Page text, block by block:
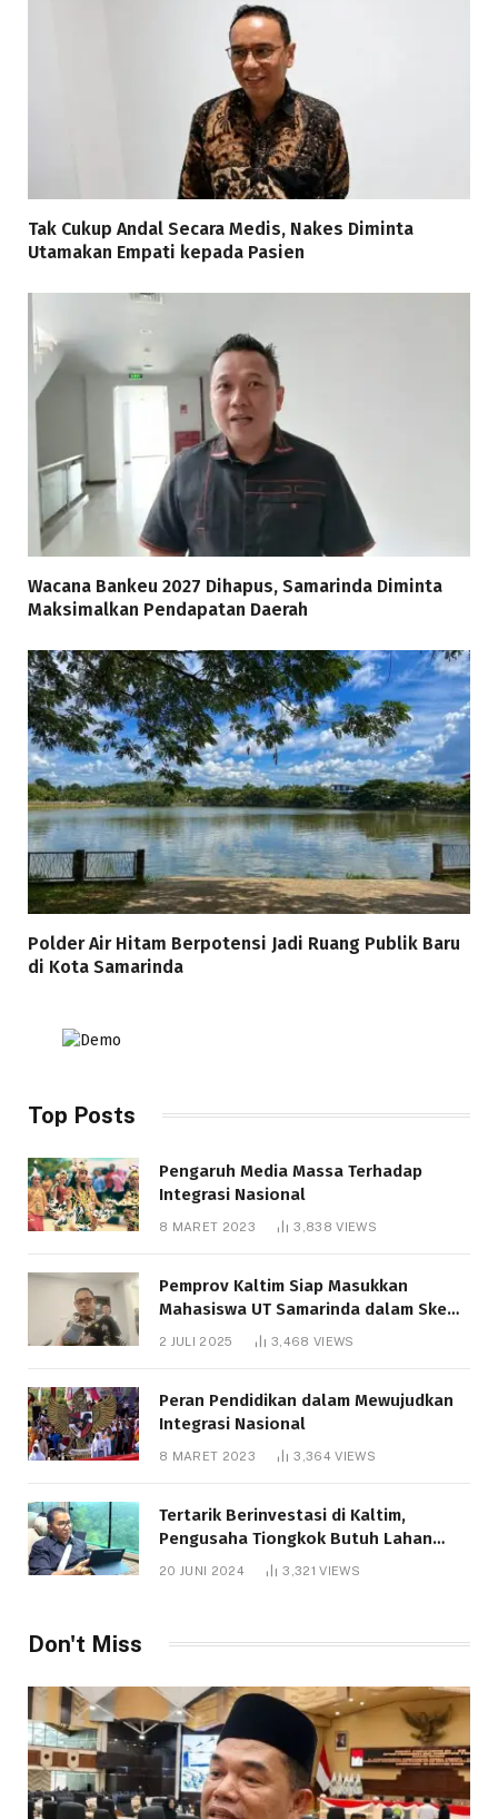
Tak Cukup Andal Secara Medis, Nakes Diminta
Utamakan Empati kepada Pasien
Wacana Bankeu 2027 Dihapus, Samarinda Diminta
Maksimalkan Pendapatan Daerah
Polder Air Hitam Berpotensi Jadi Ruang Publik Baru
di Kota Samarinda
Top Posts
Pengaruh Media Massa Terhadap
Integrasi Nasional
8 MARET 2023 3,838VIEWS
Pemprov Kaltim Siap Masukkan
Mahasiswa UT Samarinda dalam Skema
Bantuan Pendidikan Gratispol
2 JULI 2025 3,468 VIEWS
Peran Pendidikan dalam Mewujudkan
Integrasi Nasional
8 MARET 2023 3,364VIEWS
Tertarik Berinvestasi di Kaltim,
Pengusaha Tiongkok Butuh Lahan
1.000 Hektare
20 JUNI 2024 3,321VIEWS
Don't Miss